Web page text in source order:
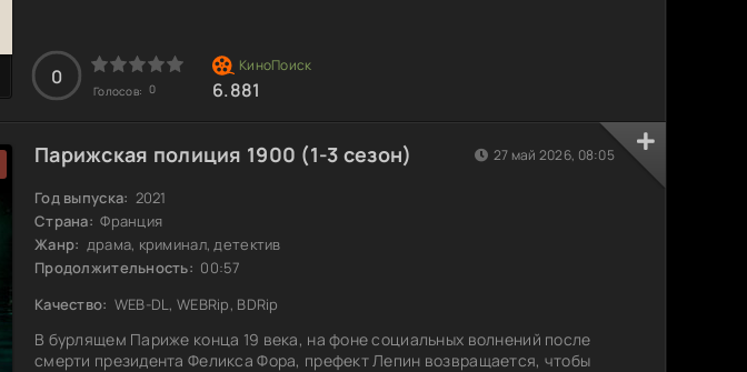
0
Голосов: 0 6.881
Парижская полиция 1900 (1-3 сезон)
Год выпуска: 2021
Страна: Франция
Жанр: драма, криминал, детектив
Продолжительность: 00:57
Качество: WEB-DL, WEBRip, BDRip
В бурлящем Париже конца 19 века, на фоне социальных волнений после
смерти президента Феликса Фора, префект Лепин возвращается, чтобы
27 май 2026, 08:05